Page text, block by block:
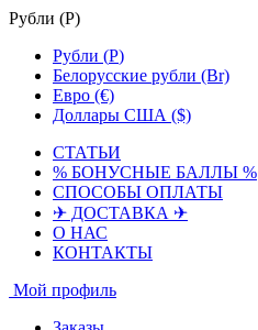
Рубли (Р)
Рубли (Р)
Белорусские рубли (Br)
Евро (€)
Доллары США ($)
СТАТЬИ
% БОНУСНЫЕ БАЛЛЫ %
СПОСОБЫ ОПЛАТЫ
✈ ДОСТАВКА ✈
О НАС
КОНТАКТЫ
Мой профиль